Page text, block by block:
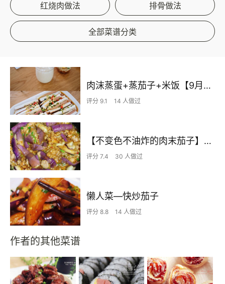
红烧肉做法 排骨做法
全部菜谱分类
肉沫蒸蛋+蒸茄子+米饭【9月北鼎蒸炖锅食谱】
评分 9.1 14 人做过
【不变色不油炸的肉末茄子】下饭神器
评分 7.4 30 人做过
懒人菜—快炒茄子
评分 8.8 14 人做过
作者的其他菜谱